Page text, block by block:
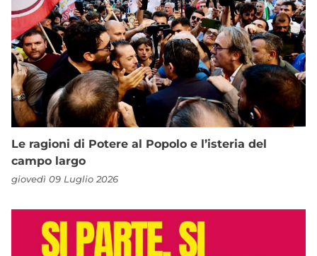
Le ragioni di Potere al Popolo e l’isteria del
campo largo
giovedì 09 Luglio 2026